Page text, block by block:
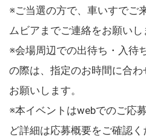
※ご当選の方で、車いすでご
ムビアまでご連絡をお願いし
※会場周辺での出待ち・入待
の際は、指定のお時間に合
お願いします。
※本イベントはwebでのご応
ど詳細は応募概要をご確認く